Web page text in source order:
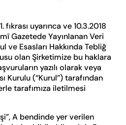
fıkrası uyarınca ve 10.3.2018
Gazetede Yayınlanan Veri
ve Esasları Hakkında Tebliğ
olan Şirketimize bu haklara
yazılı olarak veya
Kurulu (“Kurul”) tarafından
tarafımıza iletilmesi
A bendinde yer verilen